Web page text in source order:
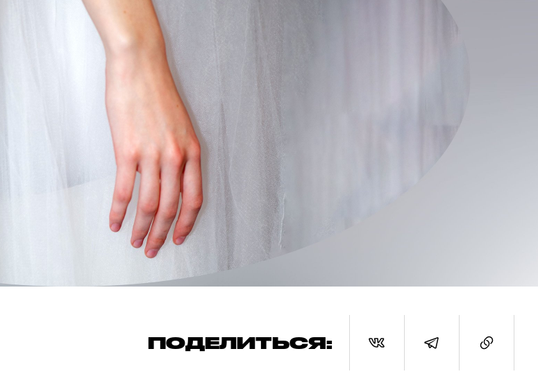
ПОДЕЛИТЬСЯ: